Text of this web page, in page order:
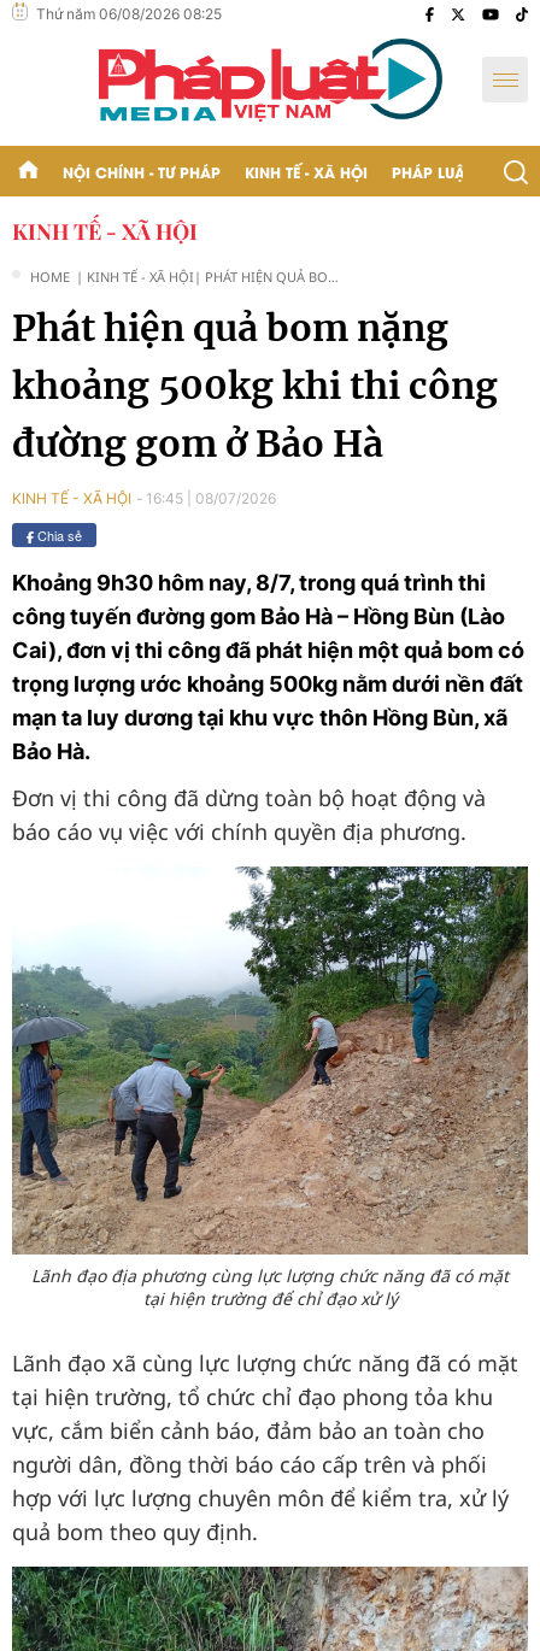
Thứ năm 06/08/2026 08:25
NỘI CHÍNH - TƯ PHÁP KINH TẾ - XÃ HỘI PHÁP LUẬT - BẠN
KINH TẾ - XÃ HỘI
HOME | KINH TẾ - XÃ HỘI| PHÁT HIỆN QUẢ BOM
KHI THI CÔNG ĐƯỜNG
GOM Ở BẢO HÀ
Phát hiện quả bom nặng
khoảng 500kg khi thi công
đường gom ở Bảo Hà
KINH TẾ - XÃ HỘI 16:45 08/07/2026
Chia sẻ
Khoảng 9h30 hôm nay, 8/7, trong quá trình thi
công tuyến đường gom Bảo Hà – Hồng Bùn (Lào
Cai), đơn vị thi công đã phát hiện một quả bom có
trọng lượng ước khoảng 500kg nằm dưới nền đất
mạn ta luy dương tại khu vực thôn Hồng Bùn, xã
Bảo Hà.
Đơn vị thi công đã dừng toàn bộ hoạt động và
báo cáo vụ việc với chính quyền địa phương.
Lãnh đạo địa phương cùng lực lượng chức năng đã có mặt
tại hiện trường để chỉ đạo xử lý
Lãnh đạo xã cùng lực lượng chức năng đã có mặt
tại hiện trường, tổ chức chỉ đạo phong tỏa khu
vực, cắm biển cảnh báo, đảm bảo an toàn cho
người dân, đồng thời báo cáo cấp trên và phối
hợp với lực lượng chuyên môn để kiểm tra, xử lý
quả bom theo quy định.